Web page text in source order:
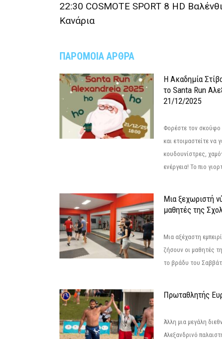
22:30 COSMOTE SPORT 8 HD
Κανάρια
ΠΑΡΟΜΟΙΑ ΑΡΘΡΑ
Η Ακαδημία
το Santa Run
21/12/2025
Φορέστε τον σκούφο
και ετοιμαστείτε να
κουδουνίστρες,
ενέργεια! Το πιο
Μια ξεχωριστή
μαθητές της
Μια αξέχαστη
ζήσουν οι μαθητές
το βράδυ του
Πρωταθλητής
Άλλη μια μεγάλη
Αλεξανδρινό